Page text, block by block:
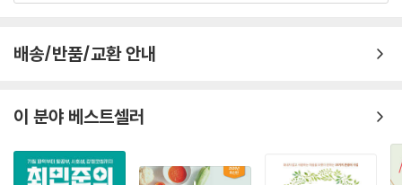
배송/반품/교환 안내
이 분야 베스트셀러